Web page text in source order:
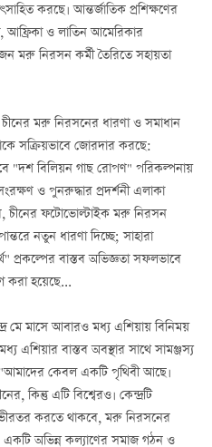
করছে। আন্তর্জাতিক প্রশিক্ষণের
ও লাতিন আমেরিকার
মরু নিরসন কর্মী তৈরিতে সহায়তা
মরু নিরসনের ধারণা ও সমাধান
সক্রিয়ভাবে জোরদার করছে:
"দশ বিলিয়ন গাছ রোপণ" পরিকল্পনায়
ও পুনরুদ্ধার প্রদর্শনী এলাকা
চীনের ফটোভোল্টাইক মরু নিরসন
নতুন ধারণা দিচ্ছে; সাহারা
প্রকল্পের বাস্তব অভিজ্ঞতা সফলভাবে
করা হয়েছে...
মে মাসে আবারও মধ্য এশিয়ায় বিনিময়
এশিয়ার বাস্তব অবস্থার সাথে সামঞ্জস্য
কেবল একটি পৃথিবী আছে।
কিন্তু এটি বিশ্বেরও। কেন্দ্রটি
করতে থাকবে, মরু নিরসনের
অভিন্ন কল্যাণের সমাজ গঠন ও